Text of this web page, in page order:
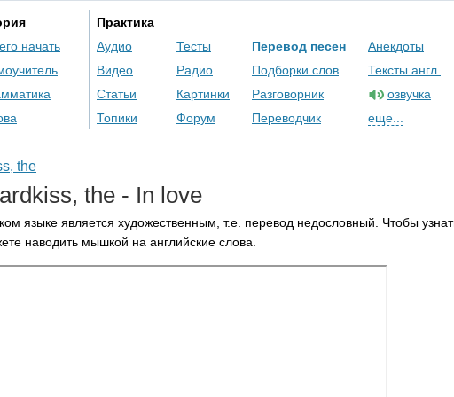
начать
Практика
Аудио
Видео
Статьи
Топики
Тесты
Радио
Картинки
Форум
Перевод песен
Подборки слов
Разговорник
Переводчик
Анекдоты
Тексты англ.
озвучка
еще...
the
, the - In love
языке является художественным, т.е. перевод недословный. Чтобы
наводить мышкой на английские слова.